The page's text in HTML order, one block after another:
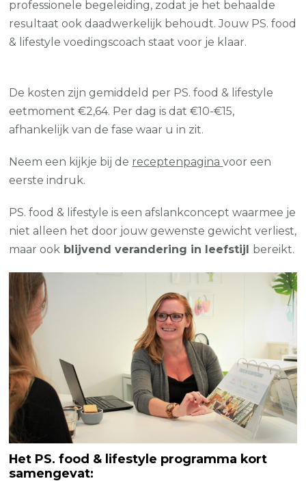
professionele begeleiding, zodat je het behaalde
resultaat ook daadwerkelijk behoudt. Jouw PS. food
& lifestyle voedingscoach staat voor je klaar.
De kosten zijn gemiddeld per PS. food & lifestyle
eetmoment €2,64. Per dag is dat €10-€15,
afhankelijk van de fase waar u in zit.
Neem een kijkje bij de receptenpaginavoor een
eerste indruk.
PS. food & lifestyle is een afslankconcept waarmee je
niet alleen het door jouw gewenste gewicht verliest,
maar ook blijvend verandering in leefstijl bereikt.
Het PS. food & lifestyle programma kort
samengevat: